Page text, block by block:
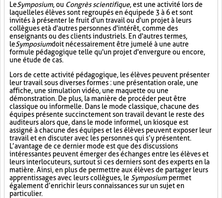
LeSymposium, ou Congrès scientifique, est une activité lors de
laquelle les élèves sont regroupés en équipe de 3 à 6 et sont
invités à présenter le fruit d'un travail ou d'un projet à leurs
collègues et à d'autres personnes d'intérêt, comme des
enseignants ou des clients industriels. En d'autres termes,
leSymposiumdoit nécessairement être jumelé à une autre
formule pédagogique telle qu'un projet d'envergure ou encore,
une étude de cas.
Lors de cette activité pédagogique, les élèves peuvent présenter
leur travail sous diverses formes : une présentation orale, une
affiche, une simulation vidéo, une maquette ou une
démonstration. De plus, la manière de procéder peut être
classique ou informelle. Dans le mode classique, chacune des
équipes présente succinctement son travail devant le reste des
auditeurs alors que, dans le mode informel, un kiosque est
assigné à chacune des équipes et les élèves peuvent exposer leur
travail et en discuter avec les personnes qui s’y présentent.
L’avantage de ce dernier mode est que des discussions
intéressantes peuvent émerger des échanges entre les élèves et
leurs interlocuteurs, surtout si ces derniers sont des experts en la
matière. Ainsi, en plus de permettre aux élèves de partager leurs
apprentissages avec leurs collègues, le Symposiumpermet
également d’enrichir leurs connaissances sur un sujet en
particulier.